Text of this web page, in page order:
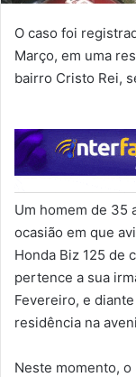
O caso foi
Março, em uma
bairro Cristo Rei,
Um homem de 35
ocasião em que
Honda Biz 125 de
pertence a sua
Fevereiro, e
residência na
Neste momento,